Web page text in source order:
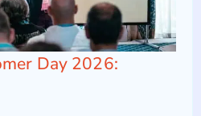
Day 2026: